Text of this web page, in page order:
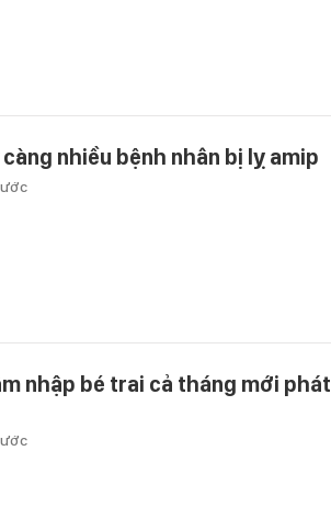
nhiều bệnh nhân bị lỵ amip
nhập bé trai cả tháng mới phát